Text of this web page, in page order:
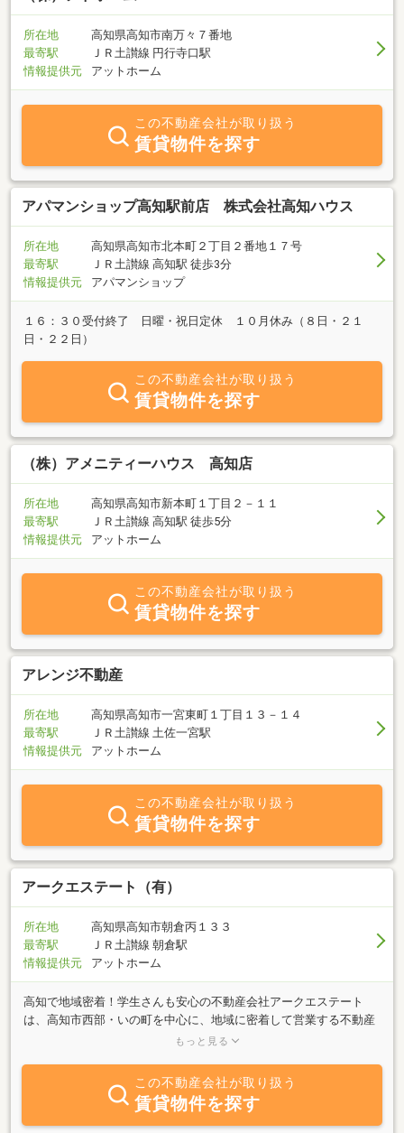
所在地
高知県高知市南万々７番地
最寄駅
ＪＲ土讃線 円行寺口駅
情報提供元
アットホーム
この不動産会社が取り扱う
賃貸物件を探す
アパマンショップ高知駅前店 株式会社高知ハウス
所在地
高知県高知市北本町２丁目２番地１７号
最寄駅
ＪＲ土讃線 高知駅 徒歩3分
情報提供元
アパマンショップ
１６：３０受付終了 日曜・祝日定休 １０月休み（８日・２１
日・２２日）
この不動産会社が取り扱う
賃貸物件を探す
（株）アメニティーハウス 高知店
所在地
高知県高知市新本町１丁目２－１１
最寄駅
ＪＲ土讃線 高知駅 徒歩5分
情報提供元
アットホーム
この不動産会社が取り扱う
賃貸物件を探す
アレンジ不動産
所在地
高知県高知市一宮東町１丁目１３－１４
最寄駅
ＪＲ土讃線 土佐一宮駅
情報提供元
アットホーム
この不動産会社が取り扱う
賃貸物件を探す
アークエステート（有）
所在地
高知県高知市朝倉丙１３３
最寄駅
ＪＲ土讃線 朝倉駅
情報提供元
アットホーム
高知で地域密着！学生さんも安心の不動産会社アークエステート
は、高知市西部・いの町を中心に、地域に密着して営業する不動産
会社です。当社は、高知大学より歩いて３分、ＪＲ朝倉駅構内に店
エステート』にお任せ下さい！！★高知大学、平成福祉専門学校等
の学生向けアパートを豊富に取扱っております。★合格前の予約も
受け付けています。◎新婚さん、ファミリー向け物件もお気軽にお
問い合わせ下さい★高知市西部方面マンション、アパート、貸家、
もっと見る
この不動産会社が取り扱う
賃貸物件を探す